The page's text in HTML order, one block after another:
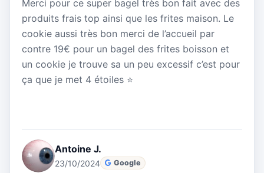
Merci pour ce super bagel très bon fait avec des
produits frais top ainsi que les frites maison. Le
cookie aussi très bon merci de l’accueil par
contre 19€ pour un bagel des frites boisson et
un cookie je trouve sa un peu excessif c’est pour
ça que je met 4 étoiles ⭐️
Antoine J.
23/10/2024 Google